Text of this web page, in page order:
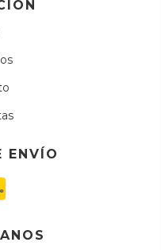
ENVÍO